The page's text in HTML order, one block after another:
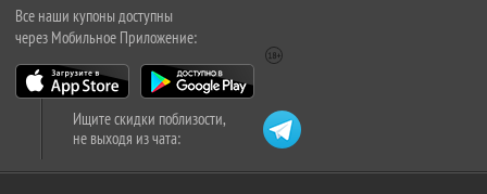
Все наши купоны доступны
через Мобильное Приложение:
Ищите скидки поблизости,
не выходя из чата: